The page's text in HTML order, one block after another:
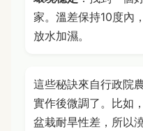
家。溫差保持10度內
放水加濕。
這些秘訣來自行政院
實作後微調了。比如
盆栽耐旱性差，所以